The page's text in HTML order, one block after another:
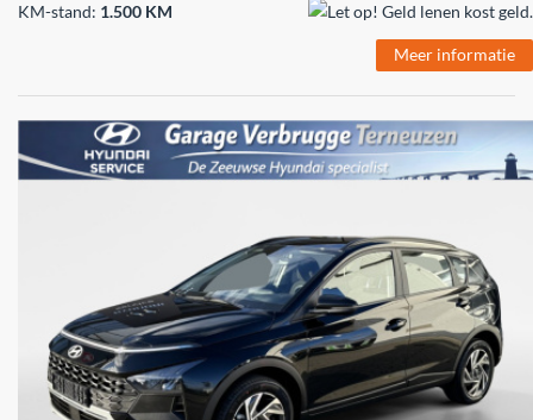
KM-stand: 1.500 KM
Meer informatie